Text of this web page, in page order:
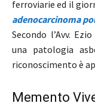
ferroviarie ed il
adenocarcinoma
Secondo l’Avv.
una patologia
riconoscimento è
Memento